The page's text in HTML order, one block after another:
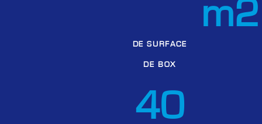
m2
DE SURFACE
DE BOX
40